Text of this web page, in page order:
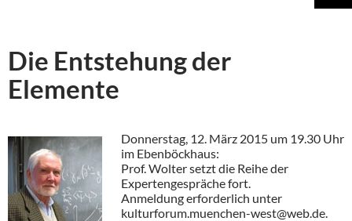
Die Entstehung der
Elemente
Donnerstag, 12. März 2015 um 19.30 Uhr
im Ebenböckhaus:
Prof. Wolter setzt die Reihe der
Expertengespräche fort.
Anmeldung erforderlich unter
kulturforum.muenchen-west@web.de.